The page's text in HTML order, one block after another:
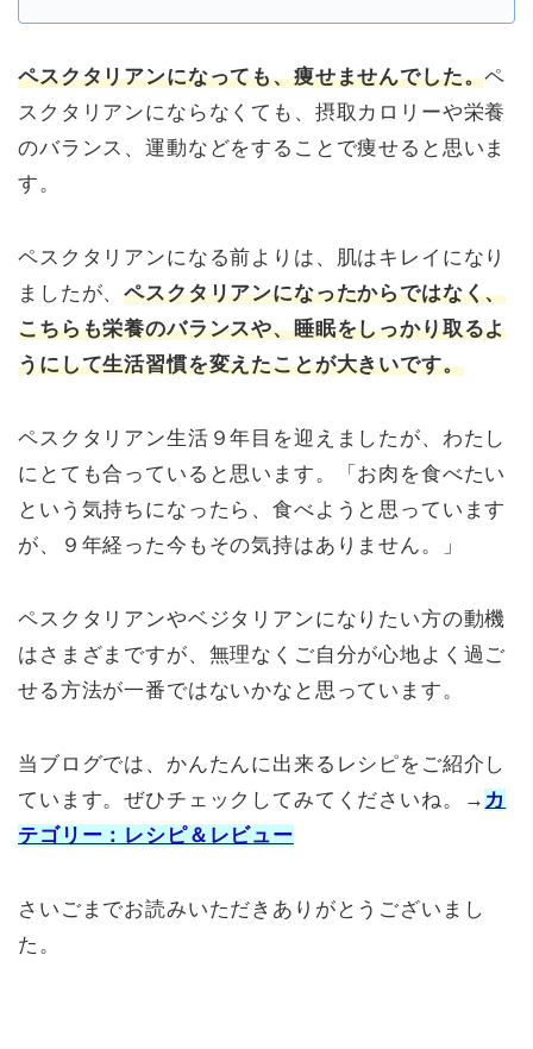
ペスクタリアンになっても、痩せませんでした。ペ
スクタリアンにならなくても、摂取カロリーや栄養
のバランス、運動などをすることで痩せると思いま
す。
ペスクタリアンになる前よりは、肌はキレイになり
ましたが、ペスクタリアンになったからではなく、
こちらも栄養のバランスや、睡眠をしっかり取るよ
うにして生活習慣を変えたことが大きいです。
ペスクタリアン生活９年目を迎えましたが、わたし
にとても合っていると思います。「お肉を食べたい
という気持ちになったら、食べようと思っています
が、９年経った今もその気持はありません。」
ペスクタリアンやベジタリアンになりたい方の動機
はさまざまですが、無理なくご自分が心地よく過ご
せる方法が一番ではないかなと思っています。
当ブログでは、かんたんに出来るレシピをご紹介し
ています。ぜひチェックしてみてくださいね。→ カ
テゴリー：レシピ＆レビュー
さいごまでお読みいただきありがとうございまし
た。